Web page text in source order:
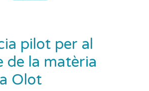
pilot per al
de la matèria
Olot